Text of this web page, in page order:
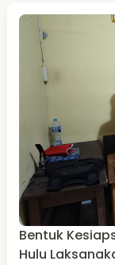
Bentuk
Hulu